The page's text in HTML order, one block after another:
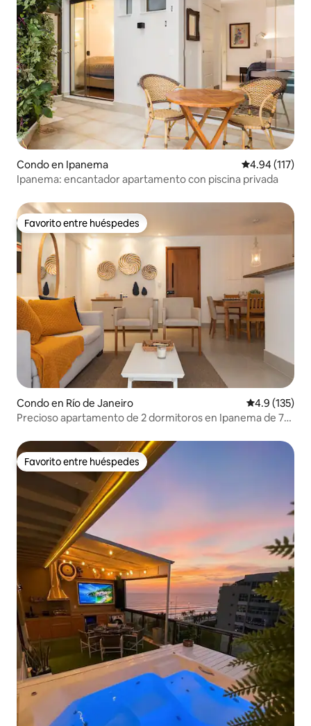
Condo en Ipanema Calificación
4.94 (117)
Ipanema: encantador apartamento con piscina privada
Favorito entre huéspedes
Favorito entre huéspedes
Condo en Río de Janeiro Calificación
4.9 (135)
Precioso apartamento de 2 dormitoros en Ipanema de 75
Favorito entre huéspedes
Favorito entre huéspedes